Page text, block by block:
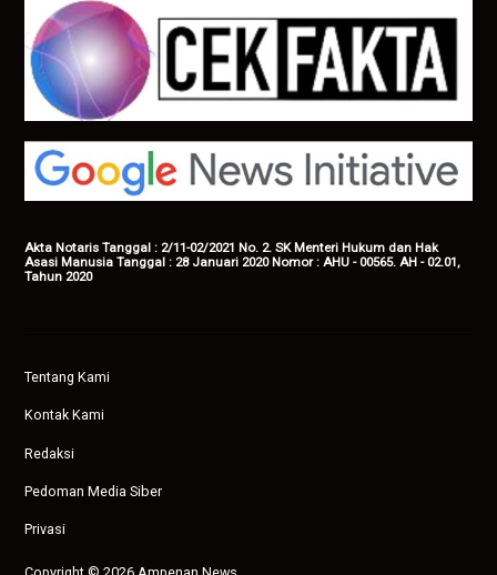
Akta Notaris Tanggal : 2/11-02/2021 No. 2. SK Menteri Hukum dan Hak
Asasi Manusia Tanggal : 28 Januari 2020 Nomor : AHU - 00565. AH - 02.01,
Tahun 2020
Tentang Kami
Kontak Kami
Redaksi
Pedoman Media Siber
Privasi